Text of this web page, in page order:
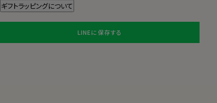
ギフトラッピングについて
LINEに保存する